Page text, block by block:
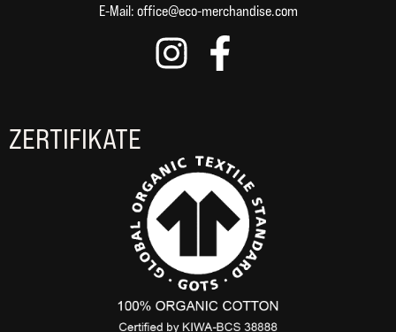
E-Mail: office@eco-merchandise.com
ZERTIFIKATE